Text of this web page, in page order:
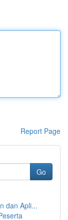
Report Page
Go
dan Apli...